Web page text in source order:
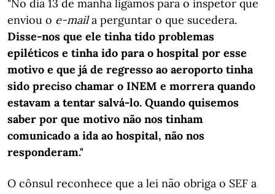
"No dia 13 de manhã ligámos para o inspetor que
enviou o e-maila perguntar o que sucedera.
Disse-nos que ele tinha tido problemas
epiléticos e tinha ido para o hospital por esse
motivo e que já de regresso ao aeroporto tinha
sido preciso chamar o INEM e morrera quando
estavam a tentar salvá-lo. Quando quisemos
saber por que motivo não nos tinham
comunicado a ida ao hospital, não nos
responderam."
O cônsul reconhece que a lei não obriga o SEF a